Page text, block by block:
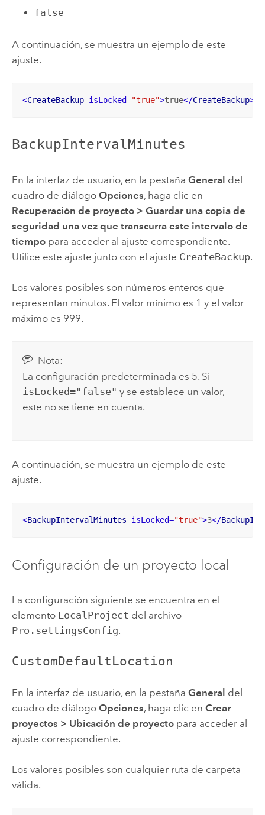
false
A continuación, se muestra un ejemplo de este
ajuste.
<CreateBackup isLocked="true">true</CreateBackup>
BackupIntervalMinutes
En la interfaz de usuario, en la pestaña General del
cuadro de diálogo Opciones, haga clic en
Recuperación de proyecto > Guardar una copia de
seguridad una vez que transcurra este intervalo de
tiempopara acceder al ajuste correspondiente.
Utilice este ajuste junto con el ajuste CreateBackup.
Los valores posibles son números enteros que
representan minutos. El valor mínimo es 1 y el valor
máximo es 999.
Nota:
La configuración predeterminada es 5. Si
isLocked="false" y se establece un valor,
este no se tiene en cuenta.
A continuación, se muestra un ejemplo de este
ajuste.
<BackupIntervalMinutes isLocked="true">3</
Configuración de un proyecto local
La configuración siguiente se encuentra en el
elemento LocalProject del archivo
Pro.settingsConfig.
CustomDefaultLocation
En la interfaz de usuario, en la pestaña General del
cuadro de diálogo Opciones, haga clic en Crear
proyectos > Ubicación de proyectopara acceder al
ajuste correspondiente.
Los valores posibles son cualquier ruta de carpeta
válida.